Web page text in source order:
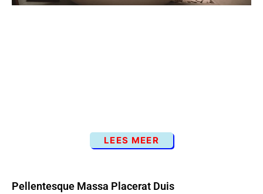
LEES MEER
Pellentesque Massa Placerat Duis